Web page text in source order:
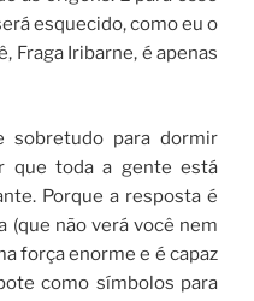
esquecido, como eu o
Fraga Iribarne, é apenas
sobretudo para dormir
que toda a gente está
Porque a resposta é
(que não verá você nem
força enorme e é capaz
como símbolos para